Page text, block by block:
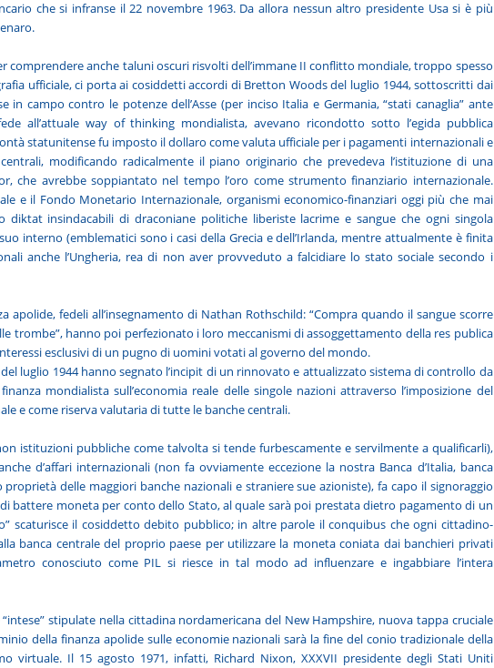
che si infranse il 22 novembre 1963. Da allora nessun altro presidente Usa si è più
comprendere anche taluni oscuri risvolti dell’immane II conflitto mondiale, troppo spesso
ufficiale, ci porta ai cosiddetti accordi di Bretton Woods del luglio 1944, sottoscritti dai
in campo contro le potenze dell’Asse (per inciso Italia e Germania, “stati canaglia” ante
all’attuale way of thinking mondialista, avevano ricondotto sotto l’egida pubblica
statunitense fu imposto il dollaro come valuta ufficiale per i pagamenti internazionali e
modificando radicalmente il piano originario che prevedeva l’istituzione di una
che avrebbe soppiantato nel tempo l’oro come strumento finanziario internazionale.
e il Fondo Monetario Internazionale, organismi economico-finanziari oggi più che mai
insindacabili di draconiane politiche liberiste lacrime e sangue che ogni singola
interno (emblematici sono i casi della Grecia e dell’Irlanda, mentre attualmente è finita
anche l’Ungheria, rea di non aver provveduto a falcidiare lo stato sociale secondo i
apolide, fedeli all’insegnamento di Nathan Rothschild: “Compra quando il sangue scorre
trombe”, hanno poi perfezionato i loro meccanismi di assoggettamento della res publica
esclusivi di un pugno di uomini votati al governo del mondo.
luglio 1944 hanno segnato l’incipit di un rinnovato e attualizzato sistema di controllo da
mondialista sull’economia reale delle singole nazioni attraverso l’imposizione del
e come riserva valutaria di tutte le banche centrali.
istituzioni pubbliche come talvolta si tende furbescamente e servilmente a qualificarli),
d’affari internazionali (non fa ovviamente eccezione la nostra Banca d’Italia, banca
delle maggiori banche nazionali e straniere sue azioniste), fa capo il signoraggio
battere moneta per conto dello Stato, al quale sarà poi prestata dietro pagamento di un
scaturisce il cosiddetto debito pubblico; in altre parole il conquibus che ogni cittadino-
banca centrale del proprio paese per utilizzare la moneta coniata dai banchieri privati
conosciuto come PIL si riesce in tal modo ad influenzare e ingabbiare l’intera
stipulate nella cittadina nordamericana del New Hampshire, nuova tappa cruciale
della finanza apolide sulle economie nazionali sarà la fine del conio tradizionale della
virtuale. Il 15 agosto 1971, infatti, Richard Nixon, XXXVII presidente degli Stati Uniti